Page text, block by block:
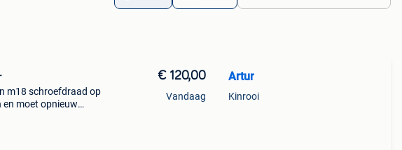
m18 schroefdraad op
en moet opnieuw
€ 120,00
Vandaag
Artur
Kinrooi